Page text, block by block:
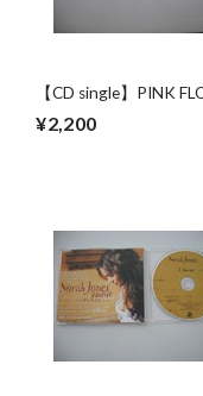
【CD single】PINK
(3track)
¥2,200